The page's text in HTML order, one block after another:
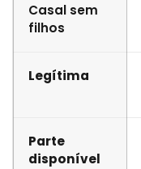
Casal sem
filhos
Legítima
Parte
disponível